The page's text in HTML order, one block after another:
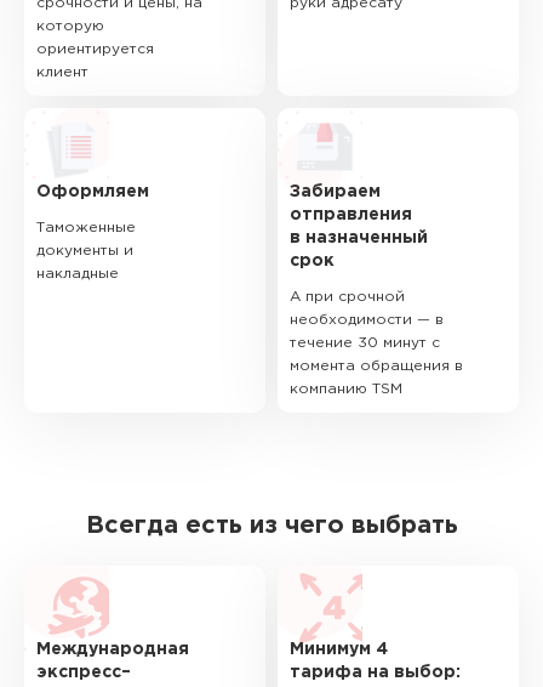
срочности и цены, на
которую
ориентируется
клиент
руки адресату
Оформляем
Таможенные
документы и
накладные
Забираем
отправления
в назначенный
срок
А при срочной
необходимости — в
течение 30 минут с
момента обращения в
компанию TSM
Всегда есть из чего выбрать
Международная
экспресс–
Минимум 4
тарифа на выбор: